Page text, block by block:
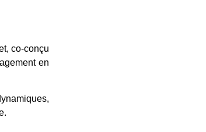
co-conçu
en